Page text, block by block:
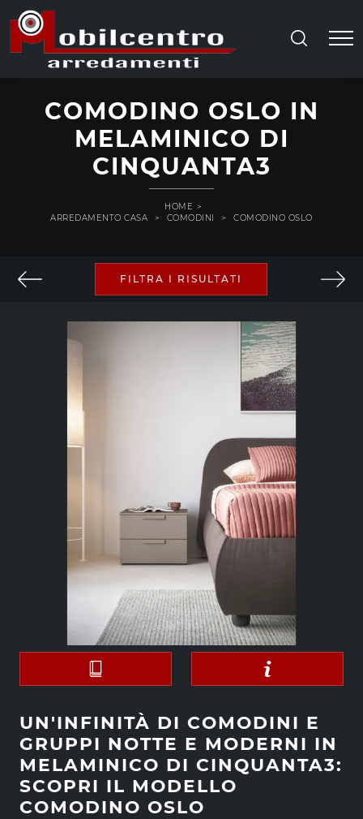
COMODINO OSLO IN
MELAMINICO DI
CINQUANTA3
HOME >
ARREDAMENTO CASA
> COMODINI > COMODINO OSLO
FILTRA I RISULTATI
UN'INFINITÀ DI COMODINI E
GRUPPI NOTTE E MODERNI IN
MELAMINICO DI CINQUANTA3:
SCOPRI IL MODELLO
COMODINO OSLO